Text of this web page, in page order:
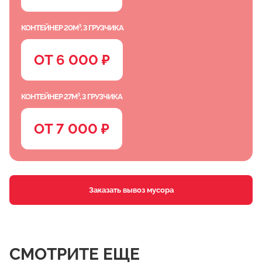
КОНТЕЙНЕР 20М³, 3 ГРУЗЧИКА
ОТ 6 000 ₽
КОНТЕЙНЕР 27М³, 3 ГРУЗЧИКА
ОТ 7 000 ₽
Заказать вывоз мусора
СМОТРИТЕ ЕЩЕ